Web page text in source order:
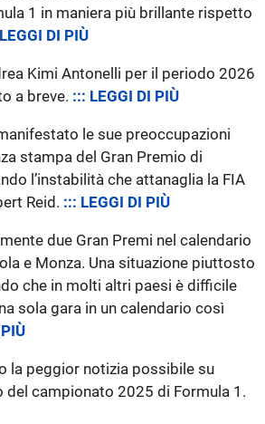
1 in maniera più brillante rispetto
DI PIÙ
Kimi Antonelli per il periodo 2026
a breve. ::: LEGGI DI PIÙ
le sue preoccupazioni
stampa del Gran Premio di
l’instabilità che attanaglia la FIA
Reid. ::: LEGGI DI PIÙ
due Gran Premi nel calendario
e Monza. Una situazione piuttosto
che in molti altri paesi è difficile
sola gara in un calendario così
la peggior notizia possibile su
del campionato 2025 di Formula 1.